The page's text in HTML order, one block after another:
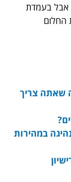
אבל בעמדת
החלום
שאתה צריך
במהירות